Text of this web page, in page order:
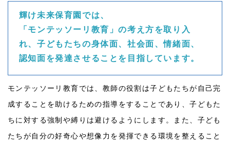
輝け未来保育園では、
「モンテッソーリ教育」の考え方を取り入
れ、子どもたちの身体面、社会面、情緒面、
認知面を発達させることを目指しています。
モンテッソーリ教育では、教師の役割は子どもたちが自己完
成することを助けるための指導をすることであり、子どもた
ちに対する強制や縛りは避けるようにします。また、子ども
たちが自分の好奇心や想像力を発揮できる環境を整えること